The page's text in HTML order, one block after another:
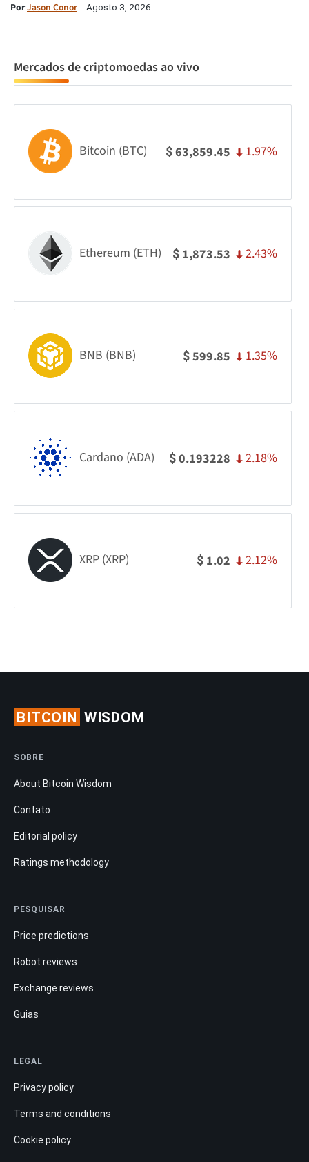
PorJason Conor Agosto 3, 2026
Mercados de criptomoedas ao vivo
Bitcoin (BTC) $63,859.45 1.97%
Ethereum (ETH) $ 1,873.53 2.43%
BNB (BNB) $599.85 1.35%
Cardano (ADA) $0.193228 2.18%
XRP (XRP) $ 1.02 2.12%
BITCOIN WISDOM
SOBRE
About Bitcoin Wisdom
Contato
Editorial policy
Ratings methodology
PESQUISAR
Price predictions
Robot reviews
Exchange reviews
Guias
LEGAL
Privacy policy
Terms and conditions
Cookie policy